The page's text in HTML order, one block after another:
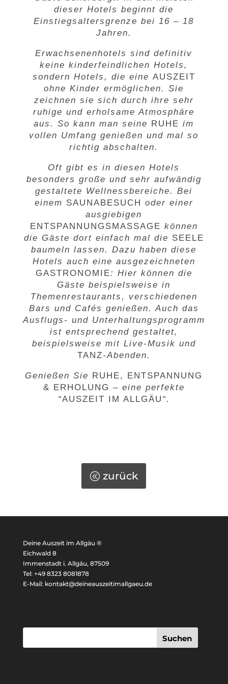
dieser Hotels beginnt die
Einstiegsaltersgrenze bei 16 – 18
Jahren.
Erwachsenenhotels sind definitiv
keine kinderfeindlichen Hotels,
sondern Hotels, die eine AUSZEIT
ohne Kinder ermöglichen. Sie
zeichnen sie sich durch ihre sehr
ruhige und erholsame Atmosphäre
aus. So kann man seine RUHE im
vollen Umfang genießen und mal so
richtig abschalten.
Oft gibt es in diesen Hotels
besonders große und sehr aufwändig
gestaltete Wellnessbereiche. Bei
einem SAUNABESUCH oder einer
ausgiebigen
ENTSPANNUNGSMASSAGE können
die Gäste dort einfach mal die SEELE
baumeln lassen. Dazu haben diese
Hotels auch eine ausgezeichneten
GASTRONOMIE: Hier können die
Gäste beispielsweise in
Themenrestaurants, verschiedenen
Bars und Cafés genießen. Auch das
Ausflugs- und Unterhaltungsprogramm
ist entsprechend gestaltet,
beispielsweise mit Live-Musik und
TANZ-Abenden.
Genießen Sie RUHE, ENTSPANNUNG
& ERHOLUNG – eine perfekte
“AUSZEIT IM ALLGÄU “.
zurück
Deine Auszeit im Allgäu ®
Eichwald 8
Immenstadt i. Allgäu, 87509
Tel: +49 8323 8081878
E-Mail: kontakt@deineauszeitimallgaeu.de
Suchen